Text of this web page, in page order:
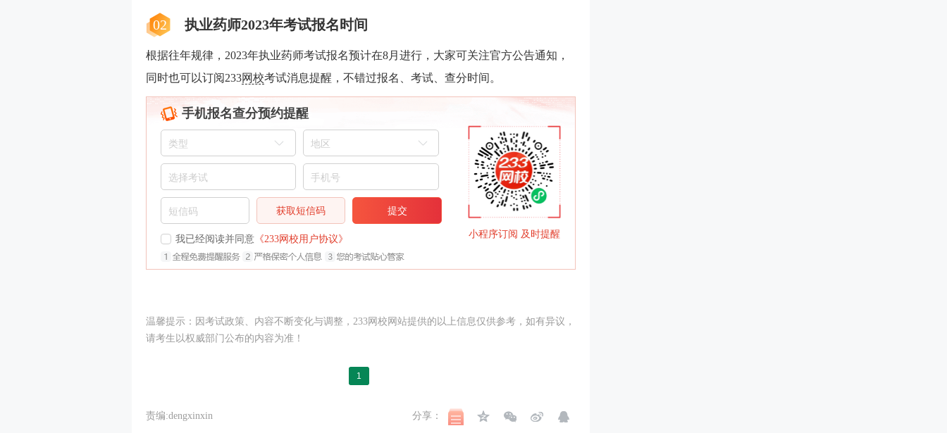
02 执业药师2023年考试报名时间
根据往年规律，2023年执业药师考试报名预计在8月进行，大家可关注官方公告通知，
同时也可以订阅233网校考试消息提醒，不错过报名、考试、查分时间。
手机报名查分预约提醒
获取短信码 提交
我已经阅读并同意 《233网校用户协议》 小程序订阅 及时提醒
温馨提示：因考试政策、内容不断变化与调整，233网校网站提供的以上信息仅供参考，如有异议，
请考生以权威部门公布的内容为准！
1
责编:dengxinxin 分享：